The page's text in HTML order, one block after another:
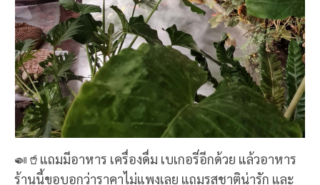
🍛🥤แถมมีอาหาร เครื่องดื่ม เบเกอรี่อีกด้วย แล้วอาหาร
ร้านนี้ขอบอกว่าราคาไม่แพงเลย แถมรสชาติน่ารัก และ